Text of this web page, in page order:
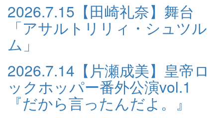
2026.7.15 【田崎礼奈】舞台
「アサルトリリィ・シュツル
ム」
2026.7.14 【片瀬成美】皇帝ロ
ックホッパー番外公演vol.1
『だから言ったんだよ。』